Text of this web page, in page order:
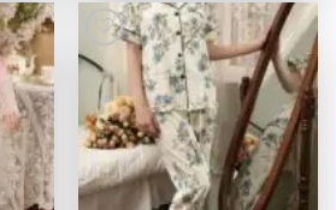
أضف
إلى
قائمة
الرغبات